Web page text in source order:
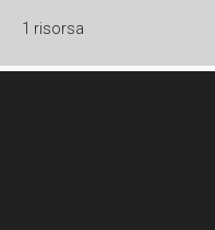
1 risorsa